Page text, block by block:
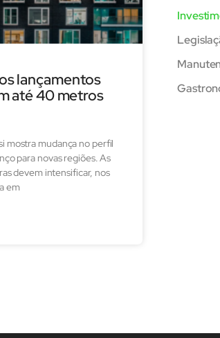
lançamentos
até 40 metros
mostra mudança no perfil
para novas regiões. As
devem intensificar, nos
em